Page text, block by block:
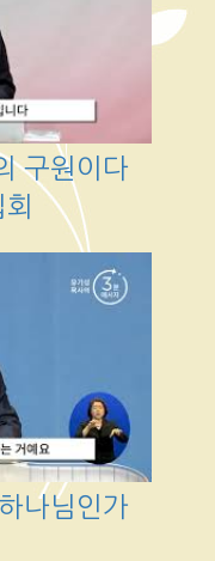
구원이다
나님인가